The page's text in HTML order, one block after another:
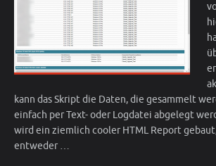
kann das Skript die Daten, die gesammelt
einfach per Text- oder Logdatei abgelegt
wird ein ziemlich cooler HTML Report
entweder …